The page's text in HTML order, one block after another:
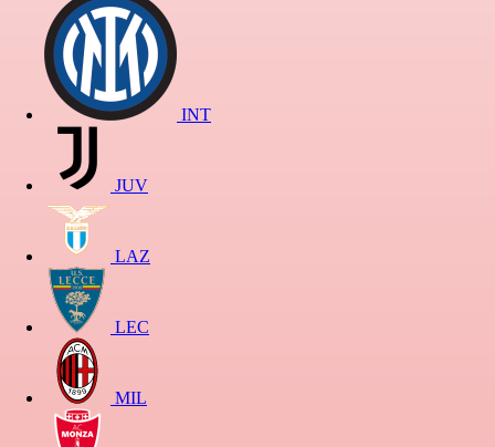
INT
JUV
LAZ
LEC
MIL